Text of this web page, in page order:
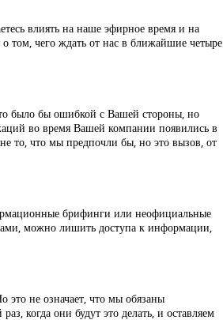
влиять на наше эфирное время и на
чего ждать от нас в ближайшие четыре
было бы ошибкой с Вашей стороны, но
во время Вашей компании появились в
то, что мы предпочли бы, но это вызов, от
брифинги или неофициальные
можно лишить доступа к информации,
это не означает, что мы обязаны
когда они будут это делать, и оставляем